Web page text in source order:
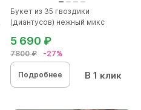
Букет из 35 гвоздики
(диантусов) нежный микс
7800 ₽ -27%
5 690 ₽
Подробнее В 1 клик